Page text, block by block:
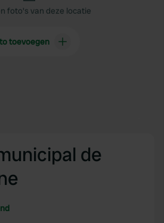
foto's van deze locatie
toevoegen
de